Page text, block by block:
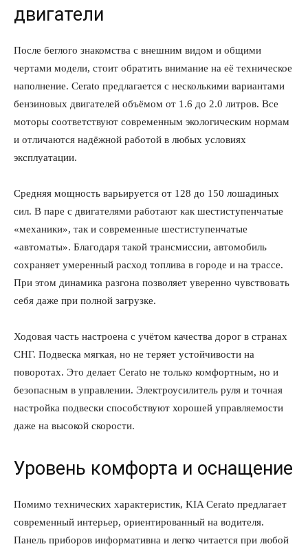
двигатели
После беглого знакомства с внешним видом и общими
чертами модели, стоит обратить внимание на её техническое
наполнение. Cerato предлагается с несколькими вариантами
бензиновых двигателей объёмом от 1.6 до 2.0 литров. Все
моторы соответствуют современным экологическим нормам
и отличаются надёжной работой в любых условиях
эксплуатации.
Средняя мощность варьируется от 128 до 150 лошадиных
сил. В паре с двигателями работают как шестиступенчатые
«механики», так и современные шестиступенчатые
«автоматы». Благодаря такой трансмиссии, автомобиль
сохраняет умеренный расход топлива в городе и на трассе.
При этом динамика разгона позволяет уверенно чувствовать
себя даже при полной загрузке.
Ходовая часть настроена с учётом качества дорог в странах
СНГ. Подвеска мягкая, но не теряет устойчивости на
поворотах. Это делает Cerato не только комфортным, но и
безопасным в управлении. Электроусилитель руля и точная
настройка подвески способствуют хорошей управляемости
даже на высокой скорости.
Уровень комфорта и оснащение
Помимо технических характеристик, KIA Cerato предлагает
современный интерьер, ориентированный на водителя.
Панель приборов информативна и легко читается при любой